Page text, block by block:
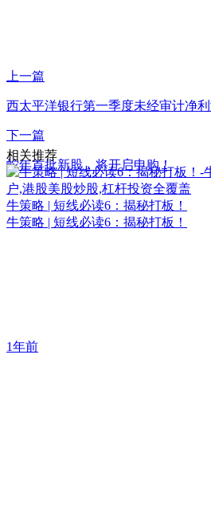
上一篇
西太平洋银行第一季度未经审计净
下一篇
蛇年首批新股，将开启申购！
相关推荐
牛策略 | 短线必读6：揭秘打板！
牛策略 | 短线必读6：揭秘打板！
1年前